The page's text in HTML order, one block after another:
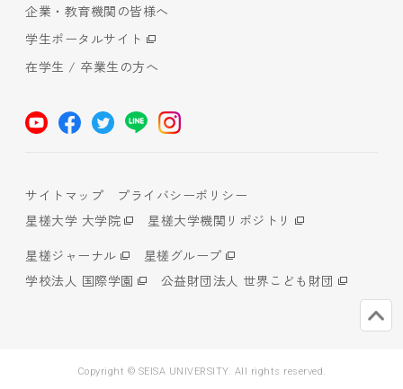
企業・教育機関の皆様へ
学生ポータルサイト
在学生 / 卒業生の方へ
サイトマップ
プライバシーポリシー
星槎大学 大学院
星槎大学機関リポジトリ
星槎ジャーナル
星槎グループ
学校法人 国際学園
公益財団法人 世界こども財団
Copyright © SEISA UNIVERSITY. All rights reserved.